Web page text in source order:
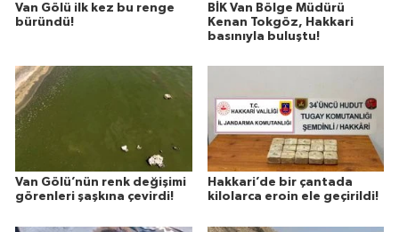
Van Gölü ilk kez bu renge
büründü!
BİK Van Bölge Müdürü
Kenan Tokgöz, Hakkari
basınıyla buluştu!
Van Gölü’nün renk değişimi
görenleri şaşkına çevirdi!
Hakkari’de bir çantada
kilolarca eroin ele geçirildi!